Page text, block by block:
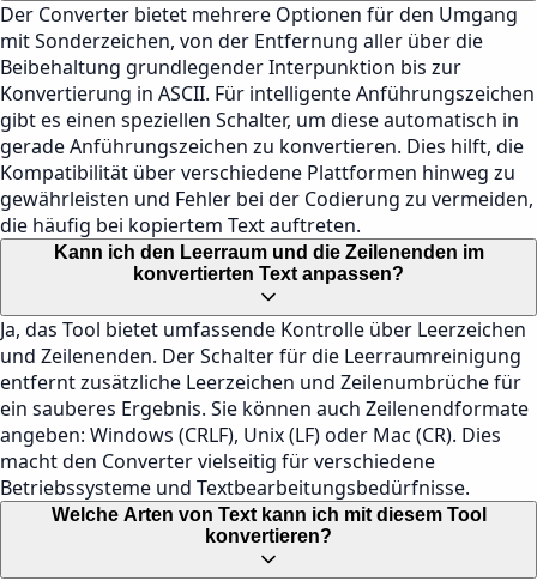
Der Converter bietet mehrere Optionen für den Umgang
mit Sonderzeichen, von der Entfernung aller über die
Beibehaltung grundlegender Interpunktion bis zur
Konvertierung in ASCII. Für intelligente Anführungszeichen
gibt es einen speziellen Schalter, um diese automatisch in
gerade Anführungszeichen zu konvertieren. Dies hilft, die
Kompatibilität über verschiedene Plattformen hinweg zu
gewährleisten und Fehler bei der Codierung zu vermeiden,
die häufig bei kopiertem Text auftreten.
Kann ich den Leerraum und die Zeilenenden im
konvertierten Text anpassen?
Ja, das Tool bietet umfassende Kontrolle über Leerzeichen
und Zeilenenden. Der Schalter für die Leerraumreinigung
entfernt zusätzliche Leerzeichen und Zeilenumbrüche für
ein sauberes Ergebnis. Sie können auch Zeilenendformate
angeben: Windows (CRLF), Unix (LF) oder Mac (CR). Dies
macht den Converter vielseitig für verschiedene
Betriebssysteme und Textbearbeitungsbedürfnisse.
Welche Arten von Text kann ich mit diesem Tool
konvertieren?